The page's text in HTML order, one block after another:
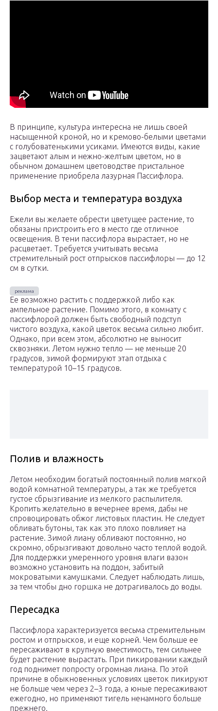
В принципе, культура интересна не лишь своей
насыщенной кроной, но и кремово-белыми цветами
с голубоватенькими усиками. Имеются виды, какие
зацветают алым и нежно-желтым цветом, но в
обычном домашнем цветоводстве пристальное
применение приобрела лазурная Пассифлора.
Выбор места и температура воздуха
Ежели вы желаете обрести цветущее растение, то
обязаны пристроить его в место где отличное
освещения. В тени пассифлора вырастает, но не
расцветает. Требуется учитывать весьма
стремительный рост отпрысков пассифлоры — до 12
см в сутки.
Ее возможно растить с поддержкой либо как
ампельное растение. Помимо этого, в комнату с
пассифлорой должен быть свободный подступ
чистого воздуха, какой цветок весьма сильно любит.
Однако, при всем этом, абсолютно не выносит
сквозняки. Летом нужно тепло — не меньше 20
градусов, зимой формируют этап отдыха с
температурой 10–15 градусов.
Полив и влажность
Летом необходим богатый постоянный полив мягкой
водой комнатной температуры, а так же требуется
густое сбрызгивание из мелкого распылителя.
Кропить желательно в вечернее время, дабы не
спровоцировать обжог листовых пластин. Не следует
обливать бутоны, так как это плохо повлияет на
растение. Зимой лиану обливают постоянно, но
скромно, обрызгивают довольно часто теплой водой.
Для поддержки умеренного уровня влаги вазон
возможно установить на поддон, забитый
мокроватыми камушками. Следует наблюдать лишь,
за тем чтобы дно горшка не дотрагивалось до воды.
Пересадка
Пассифлора характеризуется весьма стремительным
ростом и отпрысков, и еще корней. Чем больше ее
пересаживают в крупную вместимость, тем сильнее
будет растение вырастать. При пикировании каждый
год поднимет попросту огромная лиана. По этой
причине в обыкновенных условиях цветок пикируют
не больше чем через 2–3 года, а юные пересаживают
ежегодно, но применяют тигель ненамного больше
прежнего.